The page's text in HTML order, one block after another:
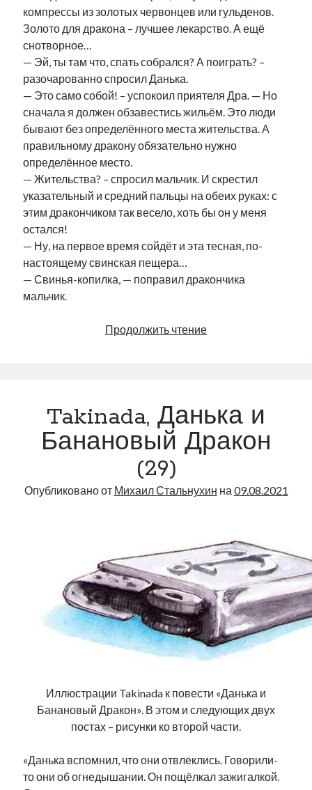
компрессы из золотых червонцев или гульденов.
Золото для дракона – лучшее лекарство. А ещё
снотворное…
— Эй, ты там что, спать собрался? А поиграть? –
разочарованно спросил Данька.
— Это само собой! – успокоил приятеля Дра. — Но
сначала я должен обзавестись жильём. Это люди
бывают без определённого места жительства. А
правильному дракону обязательно нужно
определённое место.
— Жительства? – спросил мальчик. И скрестил
указательный и средний пальцы на обеих руках: с
этим дракончиком так весело, хоть бы он у меня
остался!
— Ну, на первое время сойдёт и эта тесная, по-
настоящему свинская пещера…
— Свинья-копилка, — поправил дракончика
мальчик.
Продолжить чтениеTakinada,
(30)
Takinada, Данька и
Банановый Дракон
(29)
Опубликовано от Михаил Стальнухин на 09.08.2021
Иллюстрации Takinada к повести «Данька и
Банановый Дракон». В этом и следующих двух
постах – рисунки ко второй части.
«Данька вспомнил, что они отвлеклись. Говорили-
то они об огнедышании. Он пощёлкал зажигалкой.